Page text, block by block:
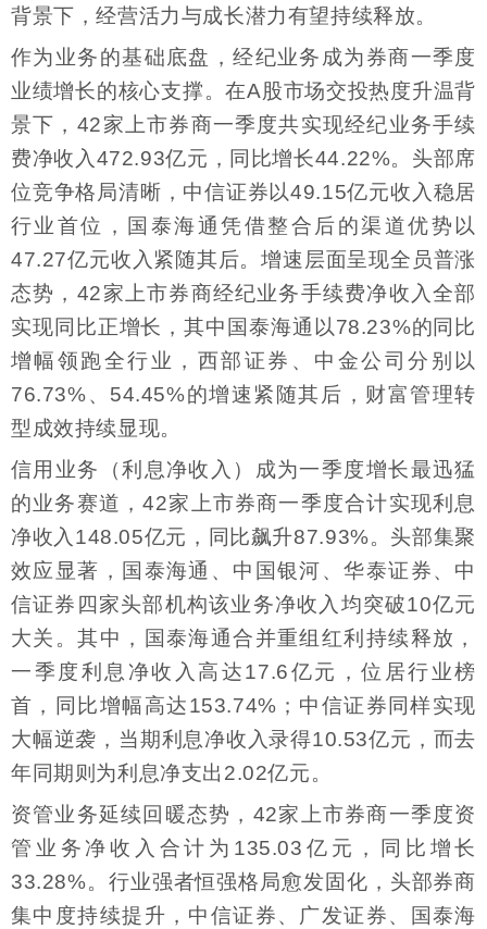
背景下，经营活力与成长潜力有望持续释放。
作为业务的基础底盘，经纪业务成为券商一季度
业绩增长的核心支撑。在A股市场交投热度升温背
景下，42家上市券商一季度共实现经纪业务手续
费净收入472.93亿元，同比增长44.22%。头部席
位竞争格局清晰，中信证券以49.15亿元收入稳居
行业首位，国泰海通凭借整合后的渠道优势以
47.27亿元收入紧随其后。增速层面呈现全员普涨
态势，42家上市券商经纪业务手续费净收入全部
实现同比正增长，其中国泰海通以78.23%的同比
增幅领跑全行业，西部证券、中金公司分别以
76.73%、54.45%的增速紧随其后，财富管理转
型成效持续显现。
信用业务（利息净收入）成为一季度增长最迅猛
的业务赛道，42家上市券商一季度合计实现利息
净收入148.05亿元，同比飙升87.93%。头部集聚
效应显著，国泰海通、中国银河、华泰证券、中
信证券四家头部机构该业务净收入均突破10亿元
大关。其中，国泰海通合并重组红利持续释放，
一季度利息净收入高达17.6亿元，位居行业榜
首，同比增幅高达153.74%；中信证券同样实现
大幅逆袭，当期利息净收入录得10.53亿元，而去
年同期则为利息净支出2.02亿元。
资管业务延续回暖态势，42家上市券商一季度资
管业务净收入合计为135.03亿元，同比增长
33.28%。行业强者恒强格局愈发固化，头部券商
集中度持续提升，中信证券、广发证券、国泰海